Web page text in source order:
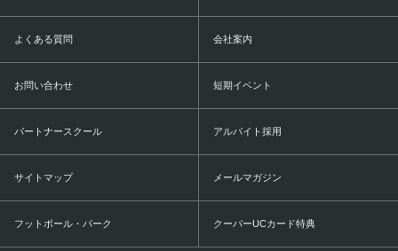
よくある質問 会社案内
お問い合わせ 短期イベント
パートナースクール アルバイト採用
サイトマップ メールマガジン
フットボール・パーク クーバーUCカード特典